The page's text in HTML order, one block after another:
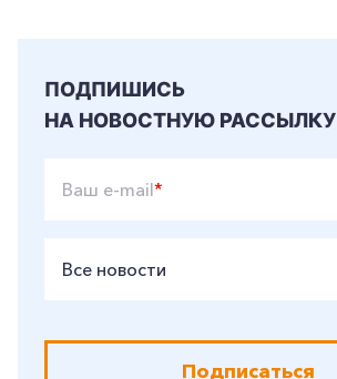
ПОДПИШИСЬ
НА НОВОСТНУЮ РАССЫЛКУ
Ваш e-mail*
Все новости
Подписаться